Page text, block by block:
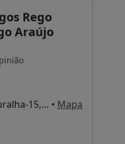
Rego
Araújo
R Marcelino S Pires Edifício Muralha-15,5º-s 52, Braga • Mapa